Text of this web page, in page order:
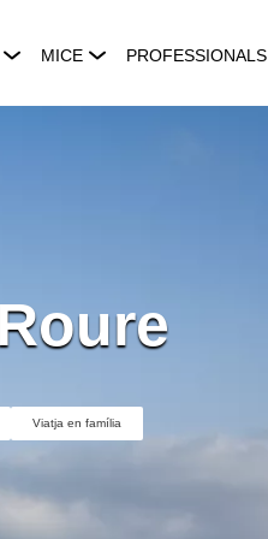
MICE PROFESSIONALS
Viatja en família